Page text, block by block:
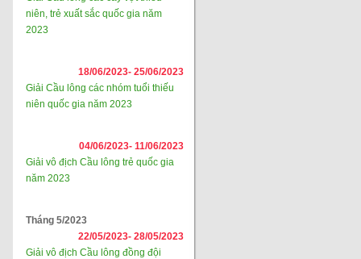
niên, trẻ xuất sắc quốc gia năm
2023
18/06/2023- 25/06/2023
Giải Cầu lông các nhóm tuổi thiếu
niên quốc gia năm 2023
04/06/2023- 11/06/2023
Giải vô địch Cầu lông trẻ quốc gia
năm 2023
Tháng 5/2023
22/05/2023- 28/05/2023
Giải vô địch Cầu lông đồng đội